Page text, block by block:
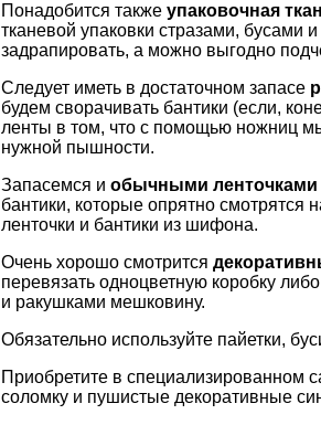
Понадобится также упаковочная
тканевой упаковки стразами,
задрапировать, а можно выгодно
Следует иметь в достаточном запасе
будем сворачивать бантики (если,
ленты в том, что с помощью ножниц
нужной пышности.
Запасемся и обычными ленточками
бантики, которые опрятно
ленточки и бантики из шифона.
Очень хорошо смотрится
перевязать одноцветную коробку
и ракушками мешковину.
Обязательно используйте пайетки,
Приобретите в специализированном
соломку и пушистые декоративные